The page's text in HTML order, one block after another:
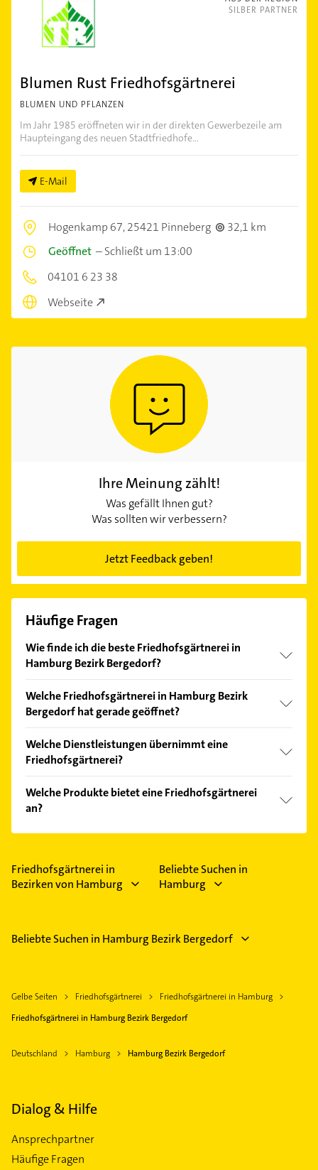
SILBER PARTNER
Blumen Rust Friedhofsgärtnerei
BLUMEN UND PFLANZEN
Im Jahr 1985 eröffneten wir in der direkten Gewerbezeile am
Haupteingang des neuen Stadtfriedhofe...
E-Mail
Hogenkamp 67,25421 Pinneberg
32,1 km
Geöffnet –Schließt um 13:00
04101 6 23 38
Webseite
Ihre Meinung zählt!
Was gefällt Ihnen gut?
Was sollten wir verbessern?
Jetzt Feedback geben!
Häufige Fragen
Wie finde ich die beste Friedhofsgärtnerei in
Hamburg Bezirk Bergedorf?
Kundenmeinungen und profitieren Sie von den
Empfehlungen. Die Suchergebnisse können Sie sich
Welche Friedhofsgärtnerei in Hamburg Bezirk
Bergedorf hat gerade geöffnet?
Bitte beachten Sie, dass diese an Sonn- und
Feiertagen abweichen können.
Welche Dienstleistungen übernimmt eine
Friedhofsgärtnerei?
Grabpflege, Lieferung und Bepflanzungen.
Welche Produkte bietet eine Friedhofsgärtnerei
an?
Das Angebot umfasst unter anderem
Topfpflanzen und Balkonpflanzen.
Friedhofsgärtnerei in
Bezirken von Hamburg
Beliebte Suchen in
Hamburg
Beliebte Suchen in Hamburg Bezirk Bergedorf
Gelbe Seiten Friedhofsgärtnerei
Friedhofsgärtnerei in Hamburg
Friedhofsgärtnerei in Hamburg Bezirk Bergedorf
Deutschland Hamburg Hamburg Bezirk Bergedorf
Dialog & Hilfe
Ansprechpartner
Häufige Fragen